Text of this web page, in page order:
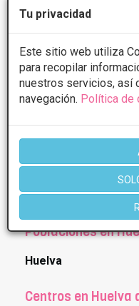
Tu privacidad
Este sitio web utiliza
para recopilar
nuestros servicios, así
navegación. Política de
Más información
* Información orientativa,
tratamiento y centro
ofertas y descuentos que
Poblaciones en
Huelva
Centros en